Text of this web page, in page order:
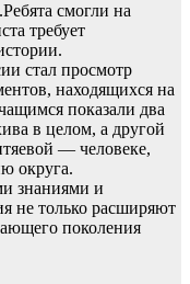
смогли на
требует
стал просмотр
находящихся на
показали два
в целом, а другой
— человеке,
округа.
знаниями и
не только расширяют
поколения